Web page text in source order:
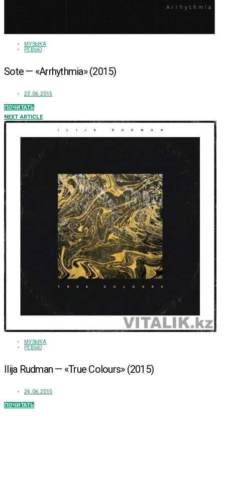
МУЗЫКА
РЕВЬЮ
Sote — «Arrhythmia» (2015)
23.06.2015
ПОЧИТАТЬ
NEXT ARTICLE
МУЗЫКА
РЕВЬЮ
Ilija Rudman — «True Colours» (2015)
24.06.2015
ПОЧИТАТЬ